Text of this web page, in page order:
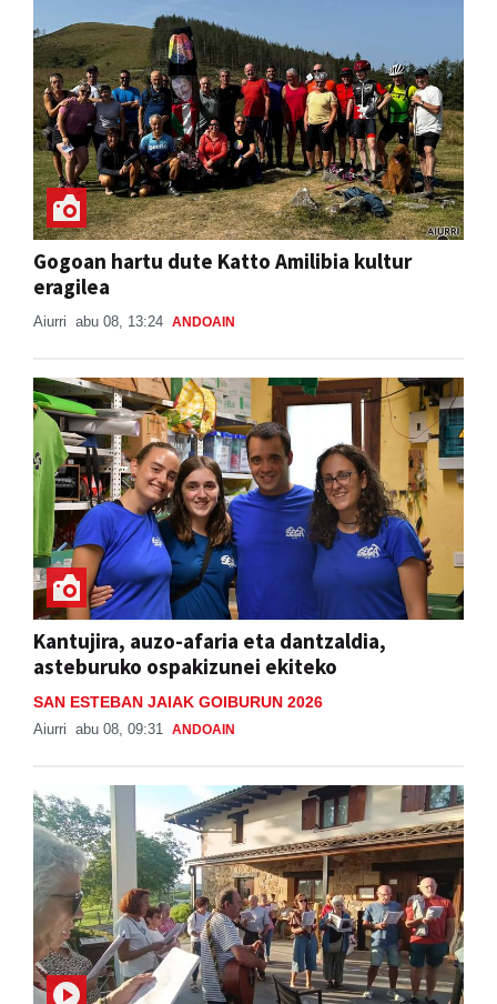
Gogoan hartu dute Katto Amilibia kultur
eragilea
Aiurri abu 08, 13:24 ANDOAIN
Kantujira, auzo-afaria eta dantzaldia,
asteburuko ospakizunei ekiteko
SAN ESTEBAN JAIAK GOIBURUN 2026
Aiurri abu 08, 09:31 ANDOAIN